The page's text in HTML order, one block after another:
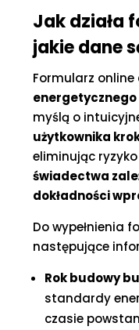
Jak działa
jakie dane
Formularz
energetycznego
myślą o
użytkownika
eliminując
świadectwa
dokładności
Do wypełnienia
następujące
Rok budowy
standardy
czasie